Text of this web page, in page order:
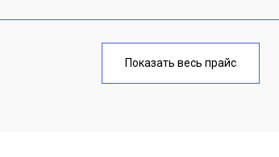
от 40 мин
Показать весь прайс